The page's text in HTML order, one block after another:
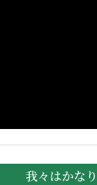
我々はかな